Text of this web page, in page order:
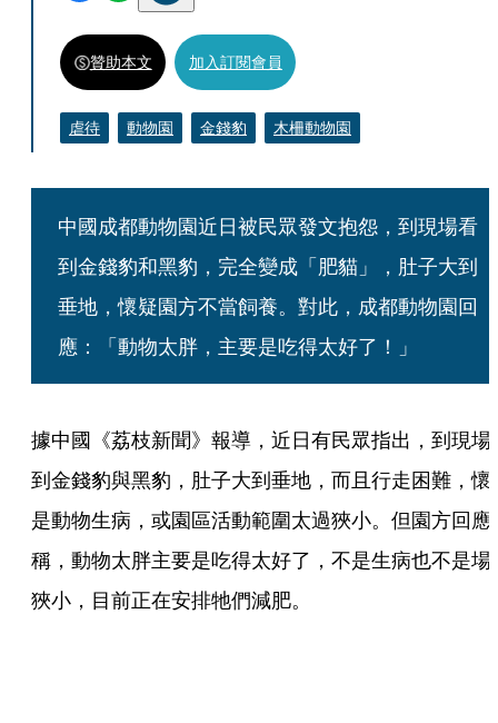
贊助本文 加入訂閱會員
虐待 動物園 金錢豹 木柵動物園
中國成都動物園近日被民眾發文抱怨，到現場看
到金錢豹和黑豹，完全變成「肥貓」，肚子大到
垂地，懷疑園方不當飼養。對此，成都動物園回
應：「動物太胖，主要是吃得太好了！」
據中國《荔枝新聞》報導，近日有民眾指出，到現場
到金錢豹與黑豹，肚子大到垂地，而且行走困難，懷
是動物生病，或園區活動範圍太過狹小。但園方回應
稱，動物太胖主要是吃得太好了，不是生病也不是場
狹小，目前正在安排牠們減肥。